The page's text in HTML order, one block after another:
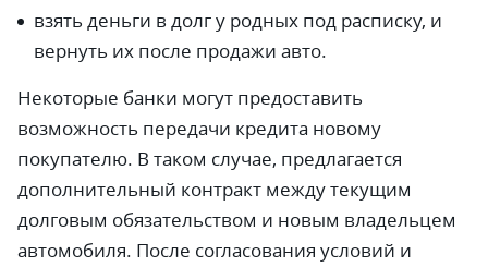
взять деньги в долг у родных под расписку, и
вернуть их после продажи авто.
Некоторые банки могут предоставить
возможность передачи кредита новому
покупателю. В таком случае, предлагается
дополнительный контракт между текущим
долговым обязательством и новым владельцем
автомобиля. После согласования условий и